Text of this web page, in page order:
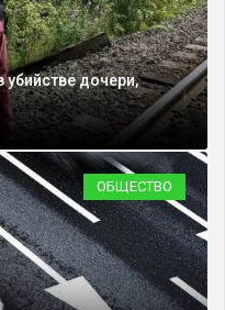
убийстве дочери,
ОБЩЕСТВО